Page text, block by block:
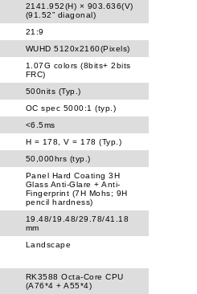
2141.952(H) × 903.636(V)
(91.52” diagonal)
21:9
WUHD 5120x2160(Pixels)
1.07G colors (8bits+ 2bits
FRC)
500nits (Typ.)
OC spec 5000:1 (typ.)
<6.5ms
H = 178, V = 178 (Typ.)
50,000hrs (typ.)
Panel Hard Coating 3H
Glass Anti-Glare + Anti-
Fingerprint (7H Mohs; 9H
pencil hardness)
19.48/19.48/29.78/41.18
mm
Landscape
RK3588 Octa-Core CPU
(A76*4 + A55*4)